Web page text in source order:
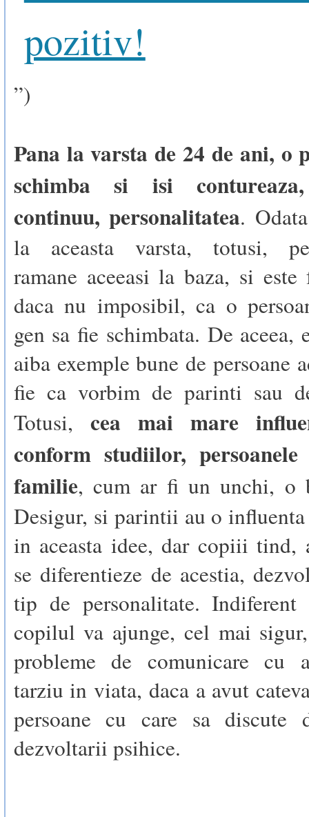
pozitiv!
”)
Pana la varsta de 24 de ani, o
schimba si isi
continuu, personalitatea.
la aceasta varsta, totusi,
ramane aceeasi la baza, si este
daca nu imposibil, ca o
gen sa fie schimbata. De aceea,
aiba exemple bune de persoane
fie ca vorbim de parinti sau
Totusi, cea mai mare
conform studiilor,
familie, cum ar fi un unchi, o
Desigur, si parintii au o
in aceasta idee, dar copiii tind,
se diferentieze de acestia,
tip de personalitate. Indiferent
copilul va ajunge, cel mai
probleme de comunicare cu
tarziu in viata, daca a avut
persoane cu care sa discute
dezvoltarii psihice.